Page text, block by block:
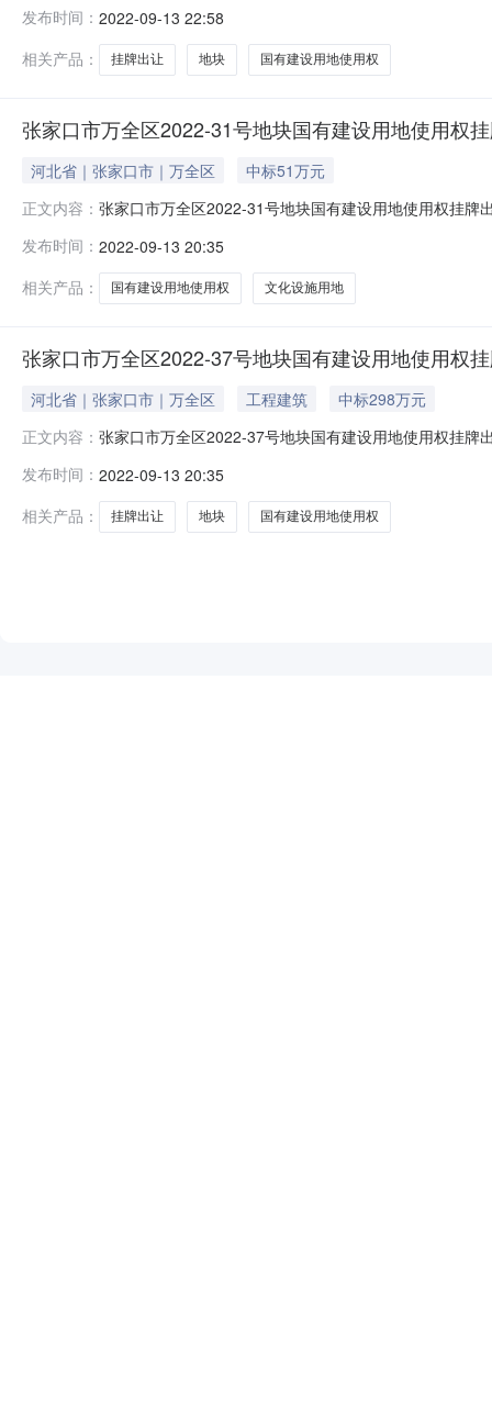
年9月13日10时00分挂牌出让:1宗国有建设用地使用权
（M2）土地面积
发布时间： 2022-09-13 22:58
相关产品：
挂牌出让 地块 国有建设用地使用权
张家口市万全区2022-31号地块国有建设用地使用权
河北省｜张家口市｜万全区
中标51万元
正文内容： 张家口市万全区2022-31号地块国有建设用地使用权挂牌
年9月13日10时00分挂牌出让:1宗国有建设用地使用权
（A2）土地面积
发布时间： 2022-09-13 20:35
相关产品：
国有建设用地使用权 文化设施用地
张家口市万全区2022-37号地块国有建设用地使用权
河北省｜张家口市｜万全区 工程建筑
中标298万元
正文内容： 张家口市万全区2022-37号地块国有建设用地使用权挂牌
年9月13日10时00分挂牌出让:1宗国有建设用地使用权
地面积（
发布时间： 2022-09-13 20:35
相关产品：
挂牌出让 地块 国有建设用地使用权